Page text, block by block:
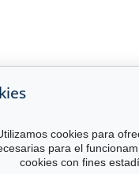
cookies para
para el
cookies con fines